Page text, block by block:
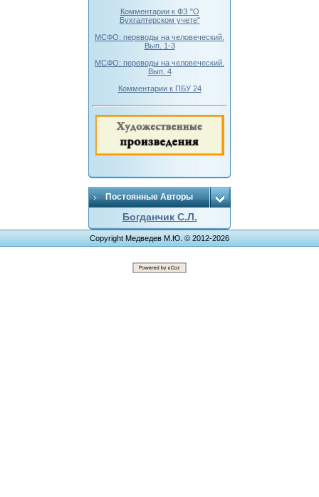
Комментарии к ФЗ "О
Бухгалтерском учете"
МСФО: переводы на человеческий.
Вып. 1-3
МСФО: переводы на человеческий.
Вып. 4
Комментарии к ПБУ 24
Постоянные Авторы
Богданчик С.Л.
Copyright Медведев М.Ю. © 2012-2026